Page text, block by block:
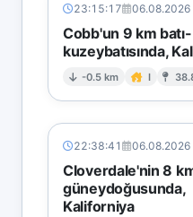
23:15:17 06.08.2026
Cobb'un 9 km batı-
kuzeybatısında,
-0.5 km I
22:38:41 06.08.2026
Cloverdale'nin 8
güneydoğusunda,
Kaliforniya